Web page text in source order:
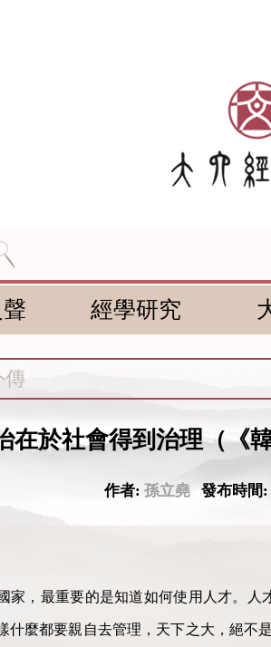
經學研究
傳
在於社會得到治理（《
作者: 孫立堯發布時間:
家，最重要的是知道如何使用人才。
什麼都要親自去管理，天下之大，絕不